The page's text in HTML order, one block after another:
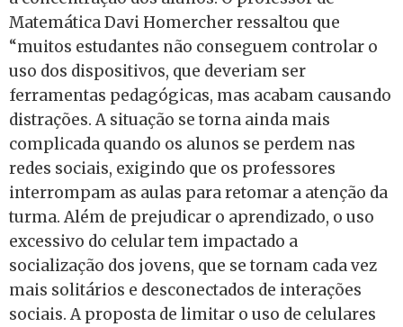
Matemática Davi Homercher ressaltou que
“muitos estudantes não conseguem controlar o
uso dos dispositivos, que deveriam ser
ferramentas pedagógicas, mas acabam causando
distrações. A situação se torna ainda mais
complicada quando os alunos se perdem nas
redes sociais, exigindo que os professores
interrompam as aulas para retomar a atenção da
turma. Além de prejudicar o aprendizado, o uso
excessivo do celular tem impactado a
socialização dos jovens, que se tornam cada vez
mais solitários e desconectados de interações
sociais. A proposta de limitar o uso de celulares